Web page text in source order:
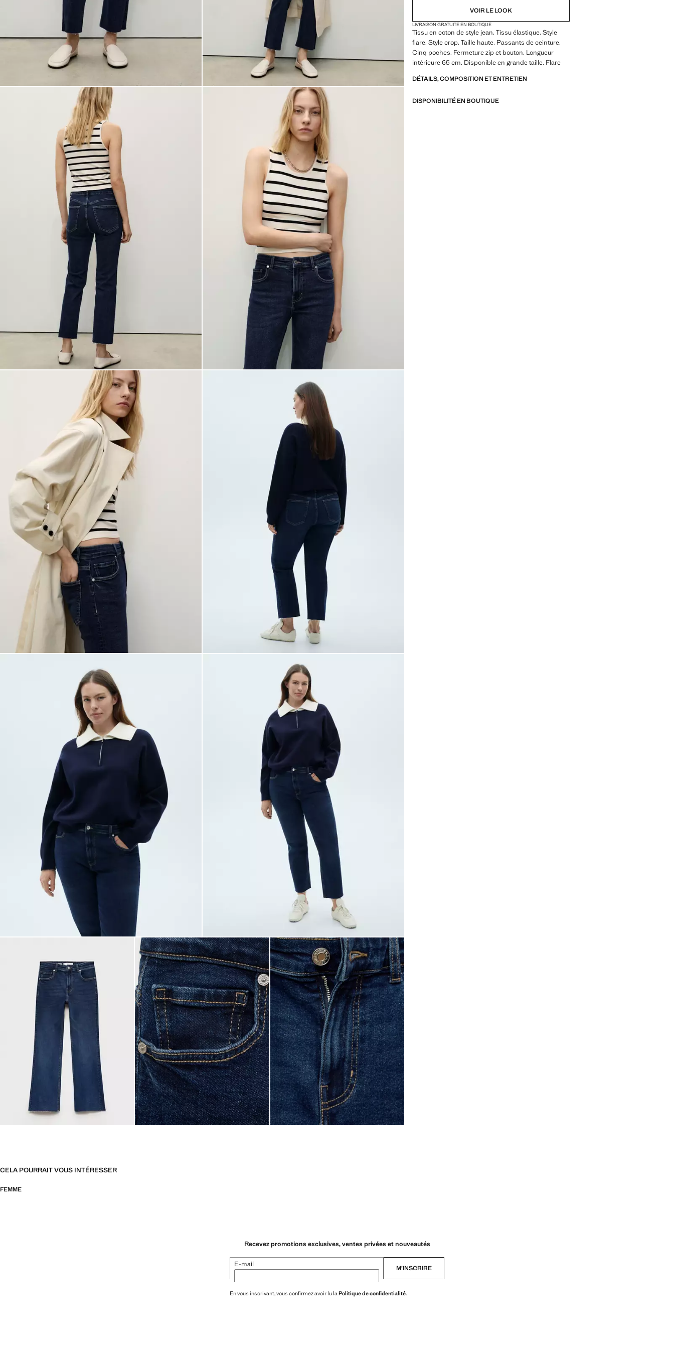
VOIR LE LOOK
LIVRAISON GRATUITE EN BOUTIQUE
Tissu en coton de style jean. Tissu élastique. Style
flare. Style crop. Taille haute. Passants de ceinture.
Cinq poches. Fermeture zip et bouton. Longueur
intérieure 65 cm. Disponible en grande taille. Flare
DÉTAILS, COMPOSITION ET ENTRETIEN
DISPONIBILITÉ EN BOUTIQUE
CELA POURRAIT VOUS INTÉRESSER
FEMME
Recevez promotions exclusives, ventes privées et nouveautés
E-mail M’INSCRIRE
En vous inscrivant, vous confirmez avoir lu laPolitique de confidentialité.